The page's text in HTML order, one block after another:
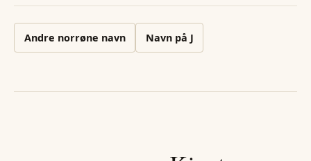
Andre norrøne navn Navn på J